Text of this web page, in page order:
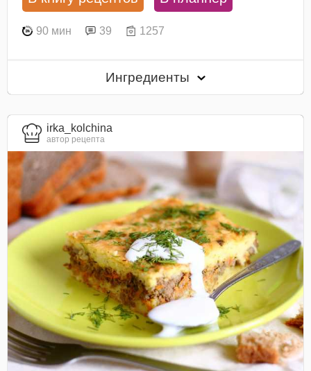
90 мин 39 1257
Ингредиенты
irka_kolchina
автор рецепта